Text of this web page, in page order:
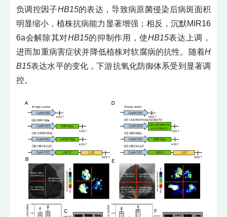
负调控因子HB15的表达，导致病原菌侵染后病斑面积
明显缩小，植株抗病能力显著增强；相反，沉默MIR16
6a会解除其对HB15的抑制作用，使HB15表达上调，
进而加重病害症状并降低植株对软腐病的抗性。随着H
B15表达水平的变化，下游抗氧化防御体系受到显著调
控。